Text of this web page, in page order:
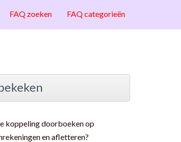
FAQ zoeken FAQ categorieën
koppeling doorboeken op
en afletteren?